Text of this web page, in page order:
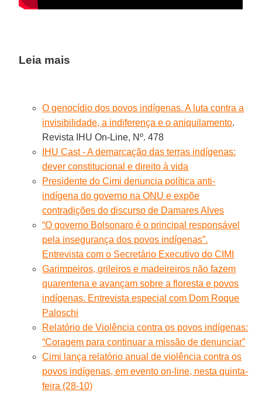
Leia mais
O genocídio dos povos indígenas. A luta contra a
invisibilidade, a indiferença e o aniquilamento.
Revista IHU On-Line, Nº. 478
IHU Cast - A demarcação das terras indígenas:
dever constitucional e direito à vida
Presidente do Cimi denuncia política anti-
indígena do governo na ONU e expõe
contradições do discurso de Damares Alves
“O governo Bolsonaro é o principal responsável
pela insegurança dos povos indígenas”.
Entrevista com o Secretário Executivo do CIMI
Garimpeiros, grileiros e madeireiros não fazem
quarentena e avançam sobre a floresta e povos
indígenas. Entrevista especial com Dom Roque
Paloschi
Relatório de Violência contra os povos indígenas:
“Coragem para continuar a missão de denunciar”
Cimi lança relatório anual de violência contra os
povos indígenas, em evento on-line, nesta quinta-
feira (28-10)